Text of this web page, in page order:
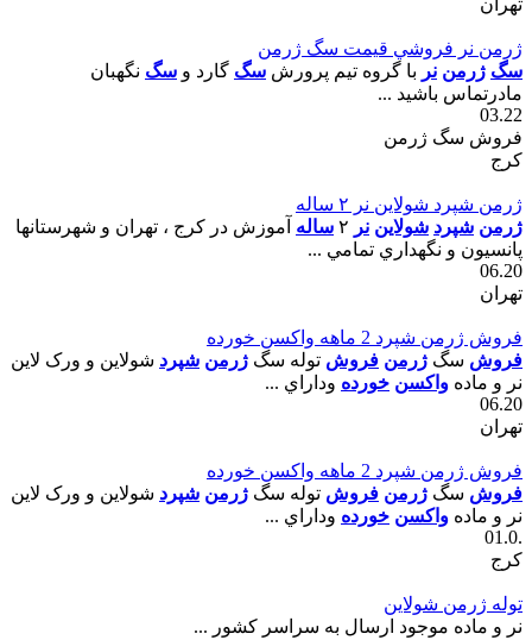
تهران
ژرمن نر فروشي قيمت سگ ژرمن
سگ ژرمن نر با گروه تيم پرورش سگ گارد و سگ نگهبان
مادرتماس باشيد ...
03.22
فروش سگ ژرمن
کرج
ژرمن شپرد شولاين نر ٢ ساله
ژرمن شپرد شولاين نر ساله آموزش در کرج ، تهران و شهرستانها
پانسيون و نگهداري تمامي ...
06.20
تهران
فروش ژرمن شپرد 2 ماهه واکسن خورده
فروش سگ ژرمن فروش توله سگ ژرمن شپرد شولاين و ورک لاين
نر و ماده واکسن خورده وداراي ...
06.20
تهران
فروش ژرمن شپرد 2 ماهه واکسن خورده
فروش سگ ژرمن فروش توله سگ ژرمن شپرد شولاين و ورک لاين
نر و ماده واکسن خورده وداراي ...
.01.0
کرج
توله ژرمن شولاين
نر و ماده موجود ارسال به سراسر کشور ...